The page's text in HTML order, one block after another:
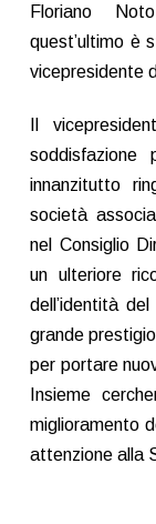
Floriano
quest’ultimo è
vicepresidente
Il
soddisfazione
innanzitutto
società
nel Consiglio
un ulteriore
dell’identità
grande
per portare
Insieme
miglioramento
attenzione alla